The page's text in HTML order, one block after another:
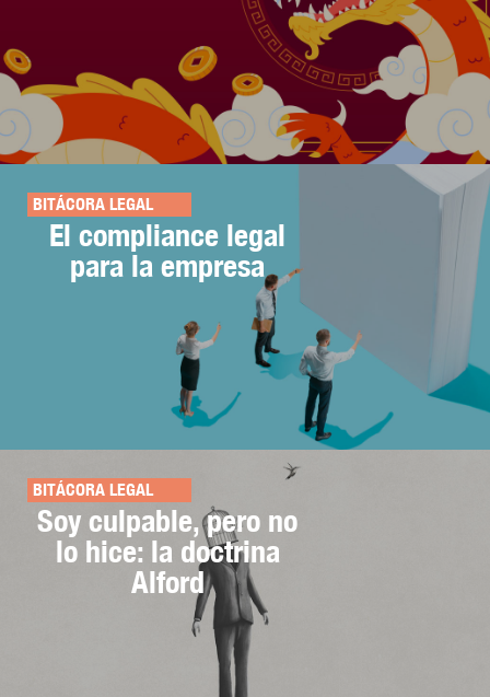
BITÁCORA LEGAL
El compliance legal
para la empresa
BITÁCORA LEGAL
Soy culpable, pero no
lo hice: la doctrina
Alford